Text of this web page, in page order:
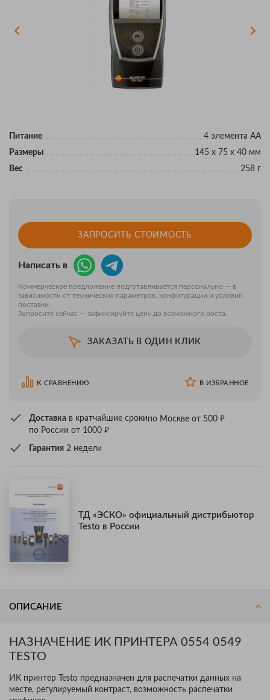
Питание
4 элемента AA
Размеры
145 x 75 x 40 мм
Вес
258 г
ЗАПРОСИТЬ СТОИМОСТЬ
Написать в
Коммерческое предложение подготавливается персонально — в
зависимости от технических параметров, конфигурации и условий
поставки.
Запросите сейчас — зафиксируйте цену до возможного роста.
ЗАКАЗАТЬ В ОДИН КЛИК
К СРАВНЕНИЮ В ИЗБРАННОЕ
Доставка в кратчайшие срокипо Москве от 500 ₽
по России от 1000 ₽
Гарантия 2 недели
ТД «ЭСКО» официальный дистрибьютор
Testo в России
ОПИСАНИЕ
НАЗНАЧЕНИЕ ИК ПРИНТЕРА 0554 0549
TESTO
ИК принтер Testo предназначен для распечатки данных на
месте, регулируемый контраст, возможность распечатки